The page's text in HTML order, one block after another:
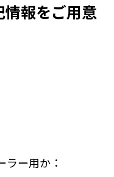
報をご用意
ー用か：